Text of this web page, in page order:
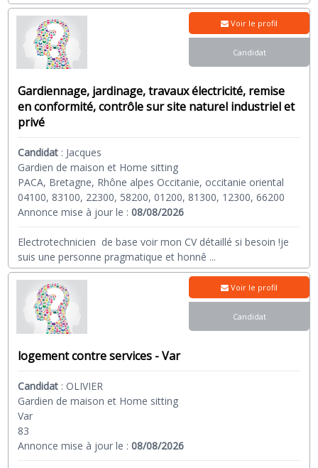
Gardiennage, jardinage, travaux électricité, remise
en conformité, contrôle sur site naturel industriel et
privé
Candidat : Jacques
Gardien de maison et Home sitting
PACA, Bretagne, Rhône alpes Occitanie, occitanie oriental
04100, 83100, 22300, 58200, 01200, 81300, 12300, 66200
Annonce mise à jour le :08/08/2026
Electrotechnicien de base voir mon CV détaillé si besoin !je
suis une personne pragmatique et honnê ...
Voir le profil
Candidat
logement contre services - Var
Candidat :OLIVIER
Gardien de maison et Home sitting
Var
83
Annonce mise à jour le :08/08/2026
Voir le profil
Candidat